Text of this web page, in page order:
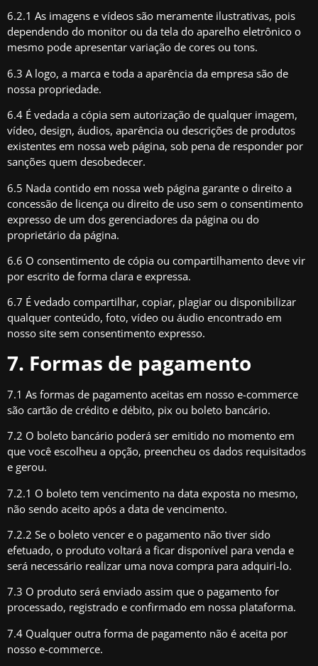
6.2.1 As imagens e vídeos são meramente ilustrativas, pois
dependendo do monitor ou da tela do aparelho eletrônico o
mesmo pode apresentar variação de cores ou tons.
6.3 A logo, a marca e toda a aparência da empresa são de
nossa propriedade.
6.4 É vedada a cópia sem autorização de qualquer imagem,
vídeo, design, áudios, aparência ou descrições de produtos
existentes em nossa web página, sob pena de responder por
sanções quem desobedecer.
6.5 Nada contido em nossa web página garante o direito a
concessão de licença ou direito de uso sem o consentimento
expresso de um dos gerenciadores da página ou do
proprietário da página.
6.6 O consentimento de cópia ou compartilhamento deve vir
por escrito de forma clara e expressa.
6.7 É vedado compartilhar, copiar, plagiar ou disponibilizar
qualquer conteúdo, foto, vídeo ou áudio encontrado em
nosso site sem consentimento expresso.
7. Formas de pagamento
7.1 As formas de pagamento aceitas em nosso e-commerce
são cartão de crédito e débito, pix ou boleto bancário.
7.2 O boleto bancário poderá ser emitido no momento em
que você escolheu a opção, preencheu os dados requisitados
e gerou.
7.2.1 O boleto tem vencimento na data exposta no mesmo,
não sendo aceito após a data de vencimento.
7.2.2 Se o boleto vencer e o pagamento não tiver sido
efetuado, o produto voltará a ficar disponível para venda e
será necessário realizar uma nova compra para adquiri-lo.
7.3 O produto será enviado assim que o pagamento for
processado, registrado e confirmado em nossa plataforma.
7.4 Qualquer outra forma de pagamento não é aceita por
nosso e-commerce.